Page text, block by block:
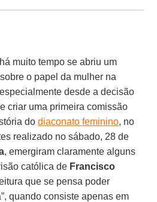
muito tempo se abriu um
o papel da mulher na
desde a decisão
criar uma primeira comissão
dodiaconato feminino, no
realizado no sábado, 28 de
, emergiram claramente alguns
católica de Francisco
que se pensa poder
quando consiste apenas em